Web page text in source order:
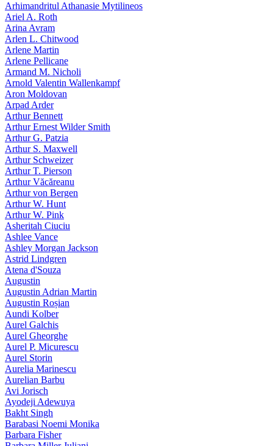
Arhimandritul Athanasie Mytilineos
Ariel A. Roth
Arina Avram
Arlen L. Chitwood
Arlene Martin
Arlene Pellicane
Armand M. Nicholi
Arnold Valentin Wallenkampf
Aron Moldovan
Arpad Arder
Arthur Bennett
Arthur Ernest Wilder Smith
Arthur G. Patzia
Arthur S. Maxwell
Arthur Schweizer
Arthur T. Pierson
Arthur Văcăreanu
Arthur von Bergen
Arthur W. Hunt
Arthur W. Pink
Asheritah Ciuciu
Ashlee Vance
Ashley Morgan Jackson
Astrid Lindgren
Atena d'Souza
Augustin
Augustin Adrian Martin
Augustin Roșian
Aundi Kolber
Aurel Galchis
Aurel Gheorghe
Aurel P. Micurescu
Aurel Storin
Aurelia Marinescu
Aurelian Barbu
Avi Jorisch
Ayodeji Adewuya
Bakht Singh
Barabasi Noemi Monika
Barbara Fisher